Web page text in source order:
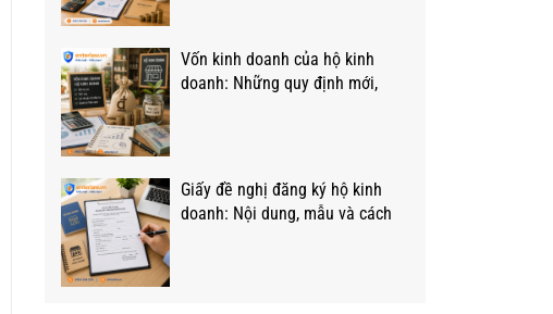
Vốn kinh doanh của hộ kinh
doanh: Những quy định mới,
Giấy đề nghị đăng ký hộ kinh
doanh: Nội dung, mẫu và cách